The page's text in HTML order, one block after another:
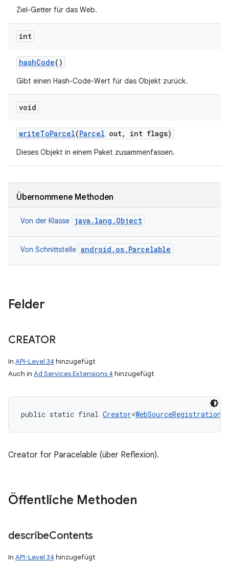
Ziel-Getter für das Web.
int
hashCode()
Gibt einen Hash-Code-Wert für das Objekt zurück.
void
writeToParcel(Parcel out, int flags)
Dieses Objekt in einem Paket zusammenfassen.
Übernommene Methoden
Von der Klasse java.lang.Object
Von Schnittstelle android.os.Parcelable
Felder
CREATOR
In API-Level 34 hinzugefügt
Auch in Ad Services Extensions 4 hinzugefügt
public static final Creator<
Creator for Paracelable (über Reflexion).
Öffentliche Methoden
describeContents
In API-Level 34 hinzugefügt